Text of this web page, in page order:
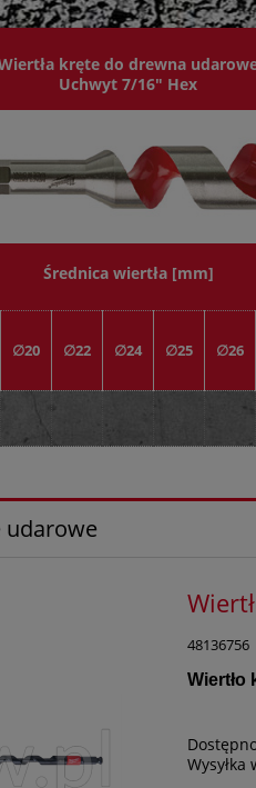
kręte do drewna
Uchwyt 7/16" Hex
Średnica wiertła [mm]
∅20 ∅22 ∅24 ∅25 ∅26
udarowe
48136756
Wiertło
Wysyłka